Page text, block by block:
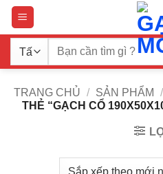
Bỏ
qua
nội
dung
Tìm
TRANG CHỦ / SẢN PHẨM /
THẺ “GẠCH CỔ